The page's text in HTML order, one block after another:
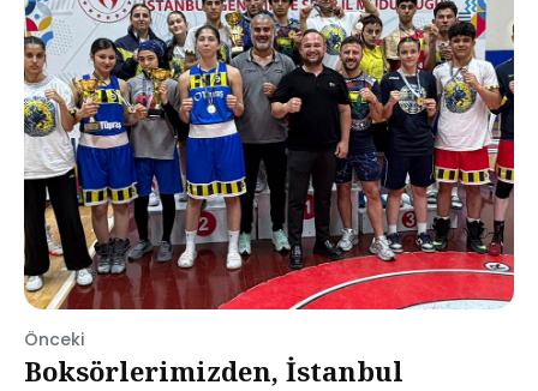
Önceki
Boksörlerimizden, İstanbul